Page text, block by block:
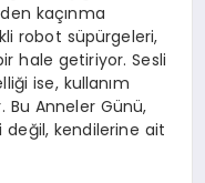
kaçınma
robot süpürgeleri,
hale getiriyor. Sesli
ise, kullanım
Bu Anneler Günü,
kendilerine ait